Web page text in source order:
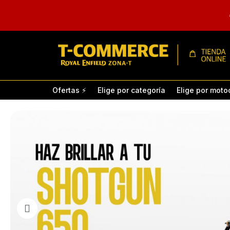
TIENDA
ROYAL
ENFIELD
T-
ACCESORIOS
PARA
MOTOCICLETAS
ROYAL
Ofertas ⚡
Asientos
Elige por categoría
Shotgun 650
Elige por